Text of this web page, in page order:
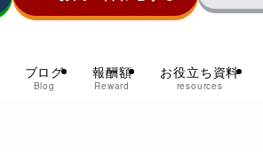
ブログ
Blog
報酬額
Reward
お役立ち資料
resources